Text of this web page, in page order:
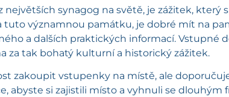
synagog na světě, je zážitek, který
významnou památku, je dobré mít na
a dalších praktických informací. Vstupné
za tak bohatý kulturní a historický zážitek.
zakoupit vstupenky na místě, ale
abyste si zajistili místo a vyhnuli se dlouhým